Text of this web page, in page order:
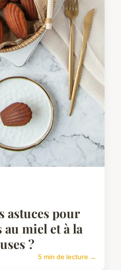
astuces pour
au miel et à la
?
5 min de lecture →